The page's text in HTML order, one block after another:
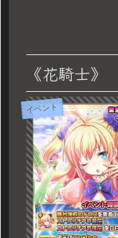
《花騎士
イベント